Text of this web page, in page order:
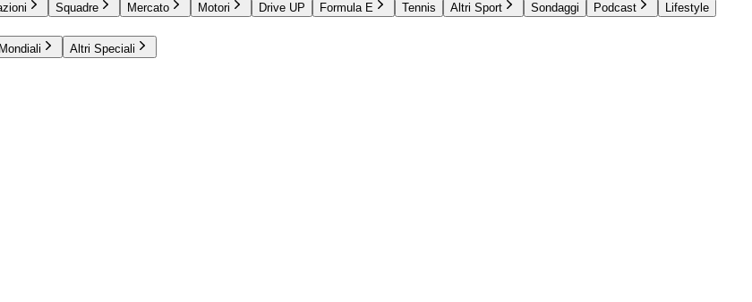
Squadre Mercato Motori Drive UP Formula E Tennis Altri Sport Sondaggi Podcast
Lifestyle
Altri Speciali